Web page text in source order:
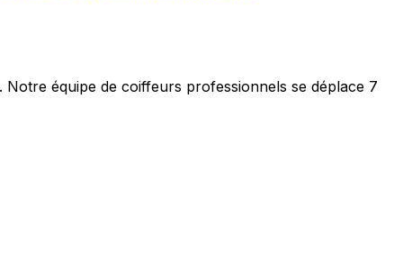
équipe de coiffeurs professionnels se déplace 7